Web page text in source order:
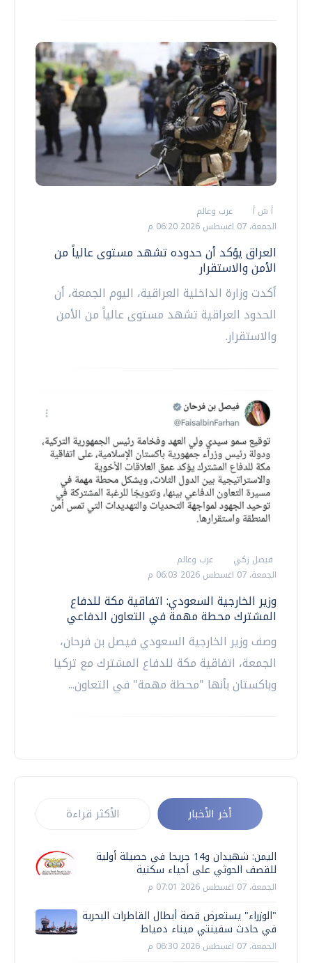
أ ش أ
عرب وعالم
الجمعة، 07 اغسطس 2026 06:20 م
العراق يؤكد أن حدوده تشهد مستوى عالياً من
الأمن والاستقرار
أكدت وزارة الداخلية العراقية، اليوم الجمعة، أن
الحدود العراقية تشهد مستوى عالياً من الأمن
والاستقرار.
فيصل زكي
عرب وعالم
الجمعة، 07 اغسطس 2026 06:03 م
وزير الخارجية السعودي: اتفاقية مكة للدفاع
المشترك محطة مهمة في التعاون الدفاعي
وصف وزير الخارجية السعودي فيصل بن فرحان،
الجمعة، اتفاقية مكة للدفاع المشترك مع تركيا
وباكستان بأنها "محطة مهمة" في التعاون...
أخر الأخبار الأكثر قراءة
اليمن: شهيدان و14 جريحا في حصيلة أولية
للقصف الحوثي على أحياء سكنية
الجمعة، 07 اغسطس 2026 07:01 م
"الوزراء" يستعرض قصة أبطال القاطرات البحرية
في حادث سفينتي ميناء دمياط
الجمعة، 07 اغسطس 2026 06:30 م